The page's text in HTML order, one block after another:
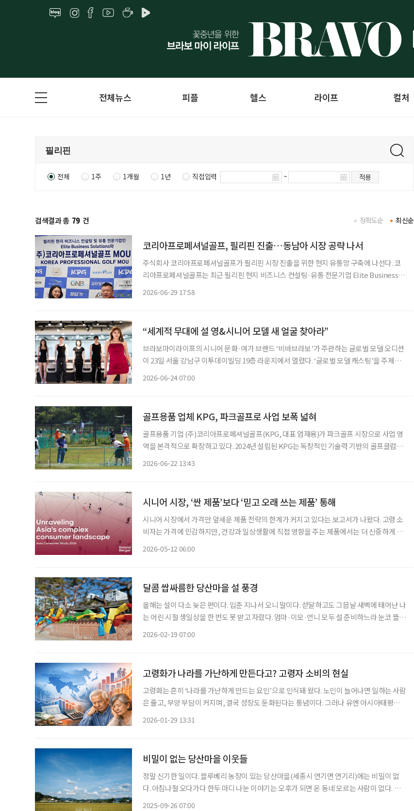
전체뉴스 피플 헬스 라이프 컬처
전체 1주 1개월 1년 직접입력 ~ 적용
검색결과 총 79 건 최신순
정확도순
코리아프로페셔널골프, 필리핀 진출…동남아 시장 공략 나서
주식회사 코리아프로페셔널골프가 필리핀 시장 진출을 위한 현지 유통망 구축에 나선다. 코
리아프로페셔널골프는 최근 필리핀 현지 비즈니스 컨설팅·유통 전문기업 Elite Business
2026-06-29 17:58
“세계적 무대에 설 영&시니어 모델 새 얼굴 찾아라”
브라보마이라이프의 시니어 문화·여가 브랜드 ‘비바브라보’가 주관하는 글로벌 모델 오디션
이 23일 서울 강남구 이투데이빌딩 19층 라운지에서 열렸다. ‘글로벌 모델 캐스팅’을 주제로
2026-06-24 07:00
골프용품 업체 KPG, 파크골프로 사업 보폭 넓혀
골프용품 기업 (주)코리아프로페셔널골프(KPG, 대표 엄재용)가 파크골프 시장으로 사업 영
역을 본격적으로 확장하고 있다. 2024년 설립된 KPG는 독창적인 기술력 기반의 골프클럽과
2026-06-22 13:43
시니어 시장, ‘싼 제품’보다 ‘믿고 오래 쓰는 제품’ 통해
시니어 시장에서 가격만 앞세운 제품 전략의 한계가 커지고 있다는 보고서가 나왔다. 고령 소
비자는 가격에 민감하지만, 건강과 일상생활에 직접 영향을 주는 제품에서는 더 신중하게 움
2026-05-12 06:00
달콤 쌉싸름한 당산마을 설 풍경
올해는 설이 다소 늦은 편이다. 입춘 지나서 오니 말이다. 섣달하고도 그믐날 새벽에 태어난 나
는 어린 시절 생일상을 한 번도 못 받고 자랐다. 엄마·이모·언니 모두 설 준비하느라 눈코 뜰
2026-02-19 07:00
고령화가 나라를 가난하게 만든다고? 고령자 소비의 현실
고령화는 흔히 ‘나라를 가난하게 만드는 요인’으로 인식돼 왔다. 노인이 늘어나면 일하는 사람
은 줄고, 부양 부담이 커지며, 결국 성장도 둔화된다는 통념이다. 그러나 유엔 아시아태평양
2026-01-29 13:31
비밀이 없는 당산마을 이웃들
정말 신기한 일이다. 블루베리 농장이 있는 당산마을(세종시 연기면 연기리)에는 비밀이 없
다. 아침나절 오다가다 한두 마디 나눈 이야기는 오후가 되면 온 동네 모르는 사람이 없다. 모
2025-09-26 07:00